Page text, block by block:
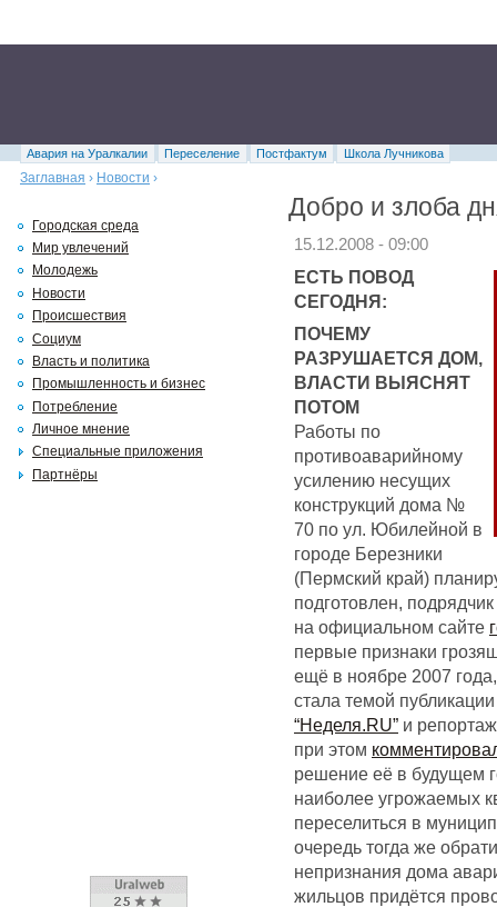
Авария на Уралкалии Переселение Постфактум
Школа Лучникова
Заглавная › Новости ›
Добро и злоба
15.12.2008 - 09:00
ЕСТЬ ПОВОД
СЕГОДНЯ:
ПОЧЕМУ
РАЗРУШАЕТСЯ ДОМ,
ВЛАСТИ ВЫЯСНЯТ
ПОТОМ
Работы по
противоаварийному
усилению несущих
конструкций дома №
70 по ул. Юбилейной в
городе Березники
(Пермский край)
подготовлен,
на официальном сайте
первые признаки
ещё в ноябре 2007
стала темой
“Неделя.RU” и
при этом
решение её в будущем
наиболее угрожаемых
переселиться в
очередь тогда же
непризнания дома
жильцов придётся
Городская среда
Мир увлечений
Молодежь
Новости
Происшествия
Социум
Власть и политика
Промышленность и бизнес
Потребление
Личное мнение
Специальные приложения
Партнёры